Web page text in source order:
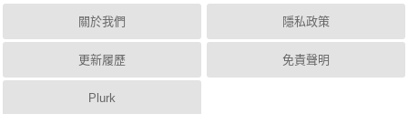
關於我們
更新履歷
Plurk
隱私政策
免責聲明